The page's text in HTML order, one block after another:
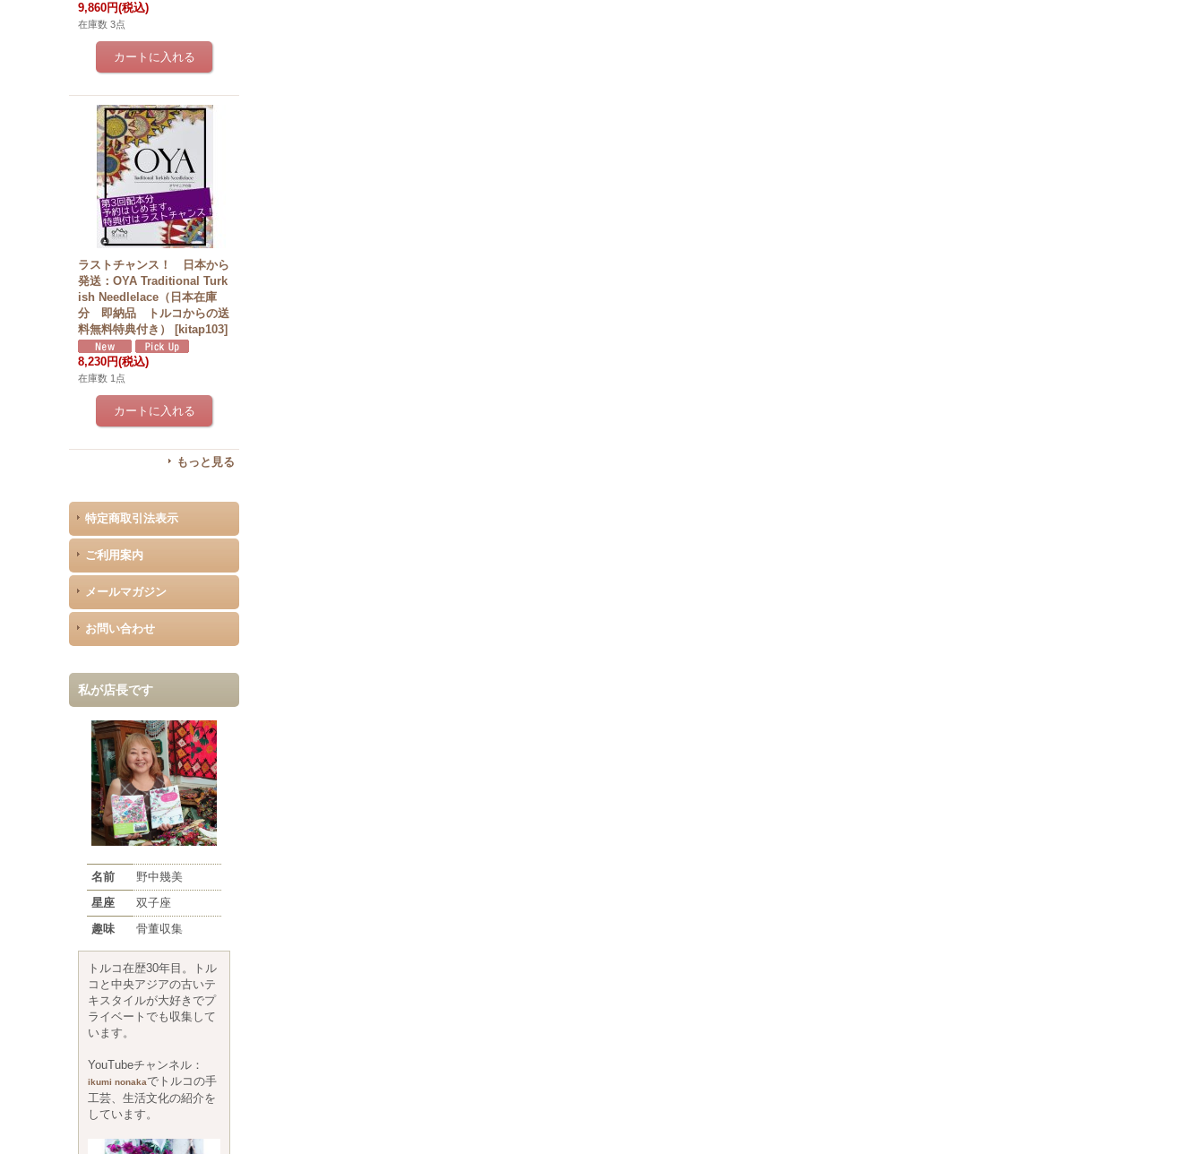
9,860円(税込)
在庫数 3点
ラストチャンス！ 日本から
発送：OYA Traditional Turk
ish Needlelace（日本在庫
分 即納品 トルコからの送
料無料特典付き）
[kitap103]
8,230円(税込)
在庫数 1点
もっと見る
特定商取引法表示
ご利用案内
メールマガジン
お問い合わせ
私が店長です
名前
野中幾美
星座
双子座
趣味
骨董収集
トルコ在歴30年目。トル
コと中央アジアの古いテ
キスタイルが大好きでプ
ライベートでも収集して
います。
YouTubeチャンネル：
ikumi nonakaでトルコの手
工芸、生活文化の紹介を
しています。